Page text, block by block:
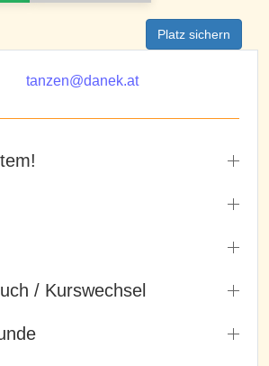
Platz sichern
tanzen@danek.at
/ Kurswechsel